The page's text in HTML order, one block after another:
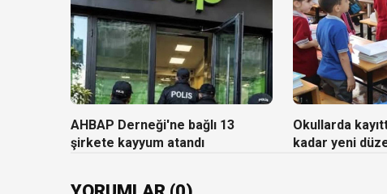
AHBAP Derneği'ne bağlı 13
şirkete kayyum atandı
Okullarda
kadar yeni